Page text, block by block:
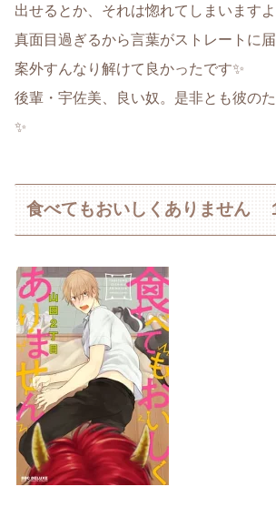
出せるとか、それは惚れてしまいます
真面目過ぎるから言葉がストレートに
案外すんなり解けて良かったです✨
後輩・宇佐美、良い奴。是非とも彼の
✨
食べてもおいしくありません